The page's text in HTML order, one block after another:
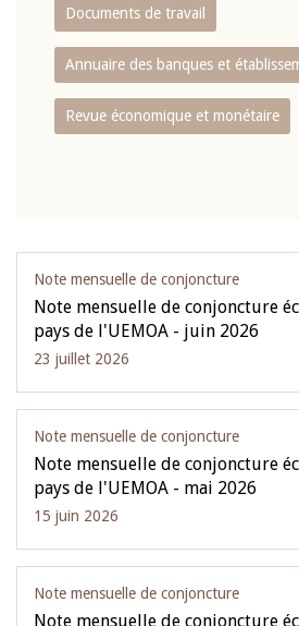
Documents de travail
Annuaire des banques et
Revue économique et monétaire
Note mensuelle de conjoncture
Note mensuelle de conjoncture
pays de l'UEMOA - juin 2026
23 juillet 2026
Note mensuelle de conjoncture
Note mensuelle de conjoncture
pays de l'UEMOA - mai 2026
15 juin 2026
Note mensuelle de conjoncture
Note mensuelle de conjoncture